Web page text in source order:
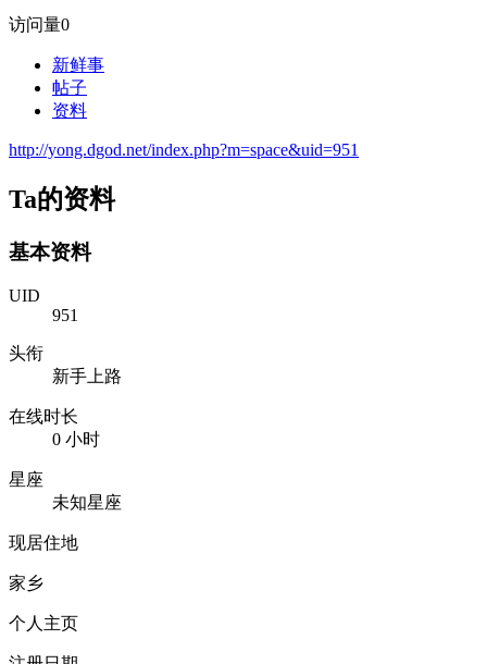
访问量0
新鲜事
帖子
资料
http://yong.dgod.net/index.php?m=space&uid=951
Ta的资料
基本资料
UID
951
头衔
新手上路
在线时长
0 小时
星座
未知星座
现居住地
家乡
个人主页